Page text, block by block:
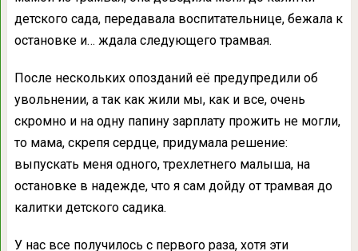
детского сада, передавала воспитательнице, бежала к
остановке и… ждала следующего трамвая.
После нескольких опозданий её предупредили об
увольнении, а так как жили мы, как и все, очень
скромно и на одну папину зарплату прожить не могли,
то мама, скрепя сердце, придумала решение:
выпускать меня одного, трехлетнего малыша, на
остановке в надежде, что я сам дойду от трамвая до
калитки детского садика.
У нас все получилось с первого раза, хотя эти